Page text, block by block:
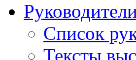
Список
Тексты